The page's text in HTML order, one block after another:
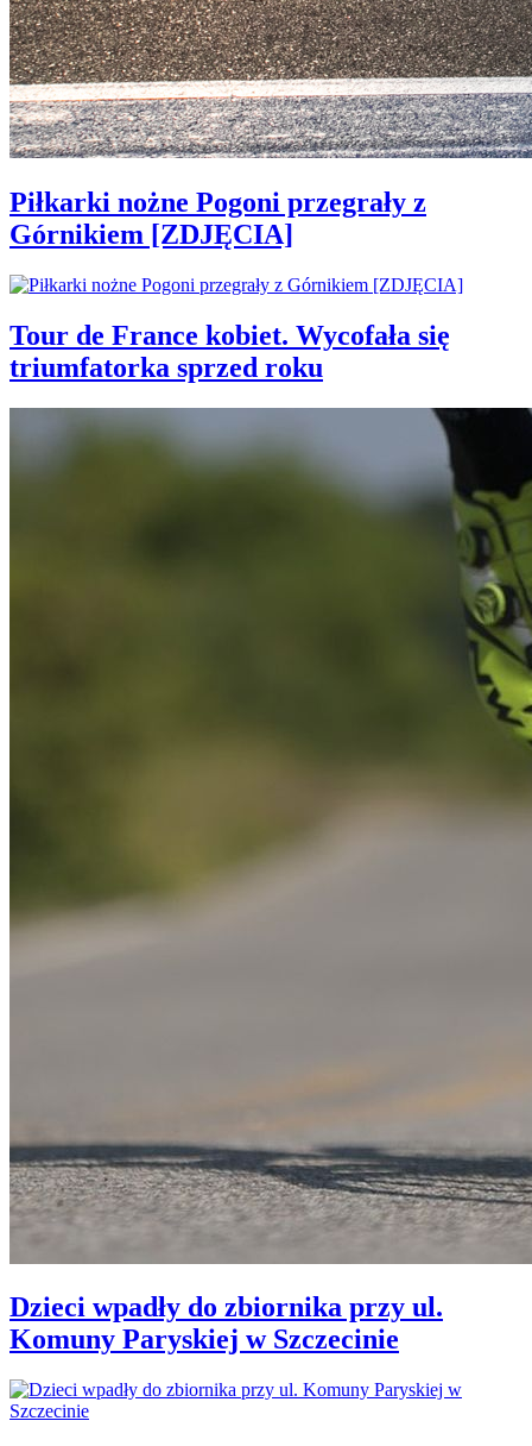
Piłkarki nożne Pogoni przegrały z
Górnikiem [ZDJĘCIA]
Tour de France kobiet. Wycofała się
triumfatorka sprzed roku
Dzieci wpadły do zbiornika przy ul.
Komuny Paryskiej w Szczecinie